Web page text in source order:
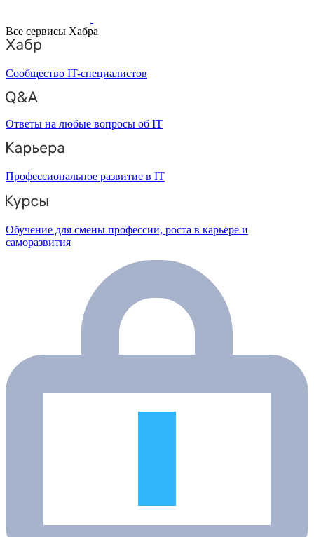
Все сервисы Хабра
Сообщество IT-специалистов
Ответы на любые вопросы об IT
Профессиональное развитие в IT
Обучение для смены профессии, роста в карьере и
саморазвития